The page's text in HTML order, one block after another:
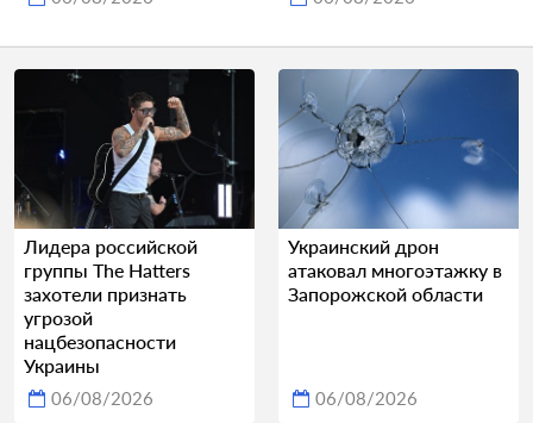
Лидера российской
группы The Hatters
захотели признать
угрозой
нацбезопасности
Украины
06/08/2026
Украинский дрон
атаковал многоэтажку в
Запорожской области
06/08/2026